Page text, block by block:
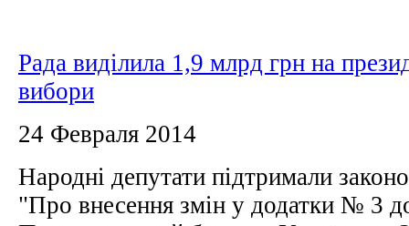
Рада виділила 1,9 млрд грн на
вибори
24 Февраля 2014
Народні депутати підтримали
"Про внесення змін у додатки № 3